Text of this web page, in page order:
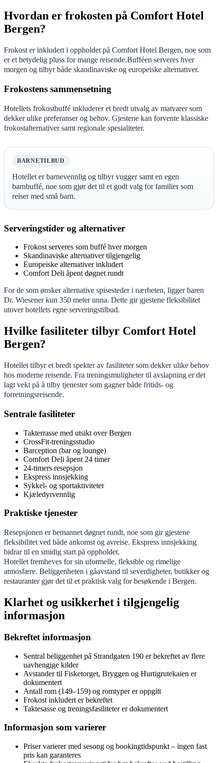
Hvordan er frokosten på Comfort Hotel
Bergen?
Frokost er inkludert i oppholdet på Comfort Hotel Bergen, noe som
er et betydelig pluss for mange reisende.Bufféen serveres hver
morgen og tilbyr både skandinaviske og europeiske alternativer.
Frokostens sammensetning
Hotellets frokostbuffé inkluderer et bredt utvalg av matvarer som
dekker ulike preferanser og behov. Gjestene kan forvente klassiske
frokostalternativer samt regionale spesialiteter.
BARNETILBUD
Hotellet er barnevennlig og tilbyr vugger samt en egen
barnbuffé, noe som gjør det til et godt valg for familier som
reiser med små barn.
Serveringstider og alternativer
Frokost serveres som buffé hver morgen
Skandinaviske alternativer tilgjengelig
Europeiske alternativer inkludert
Comfort Deli åpent døgnet rundt
For de som ønsker alternative spisesteder i nærheten, ligger baren
Dr. Wiesener kun 350 meter unna. Dette gir gjestene fleksibilitet
utover hotellets egne serveringstilbud.
Hvilke fasiliteter tilbyr Comfort Hotel
Bergen?
Hotellet tilbyr et bredt spekter av fasiliteter som dekker ulike behov
hos moderne reisende. Fra treningsmuligheter til avslapning er det
lagt vekt på å tilby tjenester som gagner både fritids- og
forretningsreisende.
Sentrale fasiliteter
Takterrasse med utsikt over Bergen
CrossFit-treningsstudio
Barception (bar og lounge)
Comfort Deli åpent 24 timer
24-timers resepsjon
Ekspress innsjekking
Sykkel- og sportaktiviteter
Kjæledyrvennlig
Praktiske tjenester
Resepsjonen er bemannet døgnet rundt, noe som gir gjestene
fleksibilitet ved både ankomst og avreise. Ekspress innsjekking
bidrar til en smidig start på oppholdet.
Hotellet fremheves for sin uformelle, fleksible og rimelige
atmosfære. Beliggenheten i gåavstand til severdigheter, butikker og
restauranter gjør det til et praktisk valg for besøkende i Bergen.
Klarhet og usikkerhet i tilgjengelig
informasjon
Bekreftet informasjon
Sentral beliggenhet på Strandgaten 190 er bekreftet av flere
uavhengige kilder
Avstander til Fisketorget, Bryggen og Hurtigrutekaien er
dokumentert
Antall rom (149–159) og romtyper er oppgitt
Frokost inkludert er bekreftet
Taktesasse og treningsfasiliteter er dokumentert
Informasjon som varierer
Priser varierer med sesong og bookingtidspunkt – ingen fast
pris kan garanteres